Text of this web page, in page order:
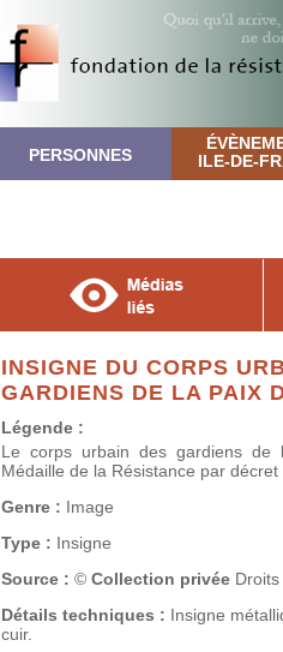
PERSONNES ILE-DE-
INSIGNE DU CORPS
GARDIENS DE LA PAIX
Légende :
Le corps urbain des gardiens
Médaille de la Résistance par
Genre : Image
Type : Insigne
Source : © Collection privée
Détails techniques : Insigne
cuir.